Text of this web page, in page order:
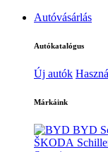
Autóvásárlás
Autókatalógus
Új autók
Márkáink
BYD
ŠKODA